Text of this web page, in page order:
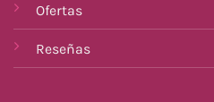
Ofertas
Reseñas